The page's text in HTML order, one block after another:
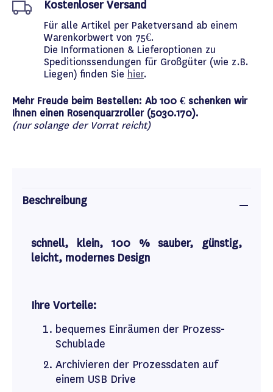
Kostenloser Versand
Für alle Artikel per Paketversand ab einem
Warenkorbwert von 75€.
Die Informationen & Lieferoptionen zu
Speditionssendungen für Großgüter (wie z.B.
Liegen) finden Sie hier.
Mehr Freude beim Bestellen: Ab 100 € schenken wir
Ihnen einen Rosenquarzroller (5030.170).
(nur solange der Vorrat reicht)
Beschreibung
schnell, klein, 100 % sauber, günstig,
leicht, modernes Design
Ihre Vorteile:
bequemes Einräumen der Prozess-
Schublade
Archivieren der Prozessdaten auf
einem USB Drive